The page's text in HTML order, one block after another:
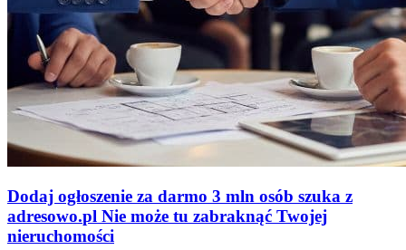
Dodaj ogłoszenie za darmo 3 mln osób szuka z
adresowo.pl Nie może tu zabraknąć Twojej
nieruchomości